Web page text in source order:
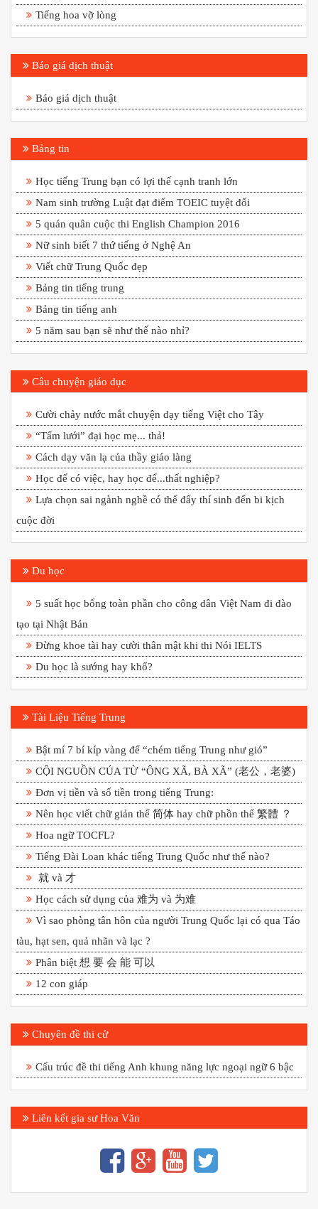
Tiếng hoa vỡ lòng
Báo giá dịch thuật
Báo giá dịch thuật
Bảng tin
Học tiếng Trung bạn có lợi thế cạnh tranh lớn
Nam sinh trường Luật đạt điểm TOEIC tuyệt đối
5 quán quân cuộc thi English Champion 2016
Nữ sinh biết 7 thứ tiếng ở Nghệ An
Viết chữ Trung Quốc đẹp
Bảng tin tiếng trung
Bảng tin tiếng anh
5 năm sau bạn sẽ như thế nào nhỉ?
Câu chuyện giáo dục
Cười chảy nước mắt chuyện dạy tiếng Việt cho Tây
“Tấm lưới” đại học mẹ... thả!
Cách dạy văn lạ của thầy giáo làng
Học để có việc, hay học để...thất nghiệp?
Lựa chọn sai ngành nghề có thể đẩy thí sinh đến bi kịch
cuộc đời
Du học
5 suất học bổng toàn phần cho công dân Việt Nam đi đào
tạo tại Nhật Bản
Đừng khoe tài hay cười thân mật khi thi Nói IELTS
Du học là sướng hay khổ?
Tài Liệu Tiếng Trung
Bật mí 7 bí kíp vàng để “chém tiếng Trung như gió”
CỘI NGUỒN CỦA TỪ “ÔNG XÃ, BÀ XÃ” (老公，老婆)
Đơn vị tiền và số tiền trong tiếng Trung:
Nên học viết chữ giản thể 简体 hay chữ phồn thể 繁體 ？
Hoa ngữ TOCFL?
Tiếng Đài Loan khác tiếng Trung Quốc như thế nào?
就 và 才
Học cách sử dụng của 难为 và 为难
Vì sao phòng tân hôn của người Trung Quốc lại có qua Táo
tàu, hạt sen, quả nhãn và lạc ?
Phân biệt 想 要 会 能 可以
12 con giáp
Chuyên đề thi cử
Cấu trúc đề thi tiếng Anh khung năng lực ngoại ngữ 6 bậc
Liên kết gia sư Hoa Văn